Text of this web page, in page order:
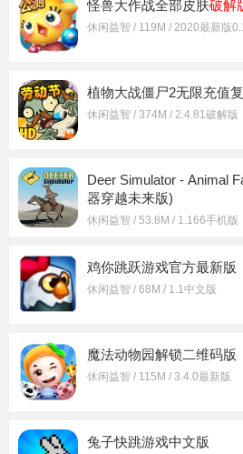
怪兽大作战全部皮肤破解
休闲益智 / 119M / 2020最新版
植物大战僵尸2无限充值
休闲益智 / 374M / 2.4.81破解版
Deer Simulator - Animal
器穿越未来版)
休闲益智 / 53.8M / 1.166手机版
鸡你跳跃游戏官方最新版
休闲益智 / 68M / 1.1中文版
魔法动物园解锁二维码版
休闲益智 / 115M / 3.4.0最新版
兔子快跳游戏中文版